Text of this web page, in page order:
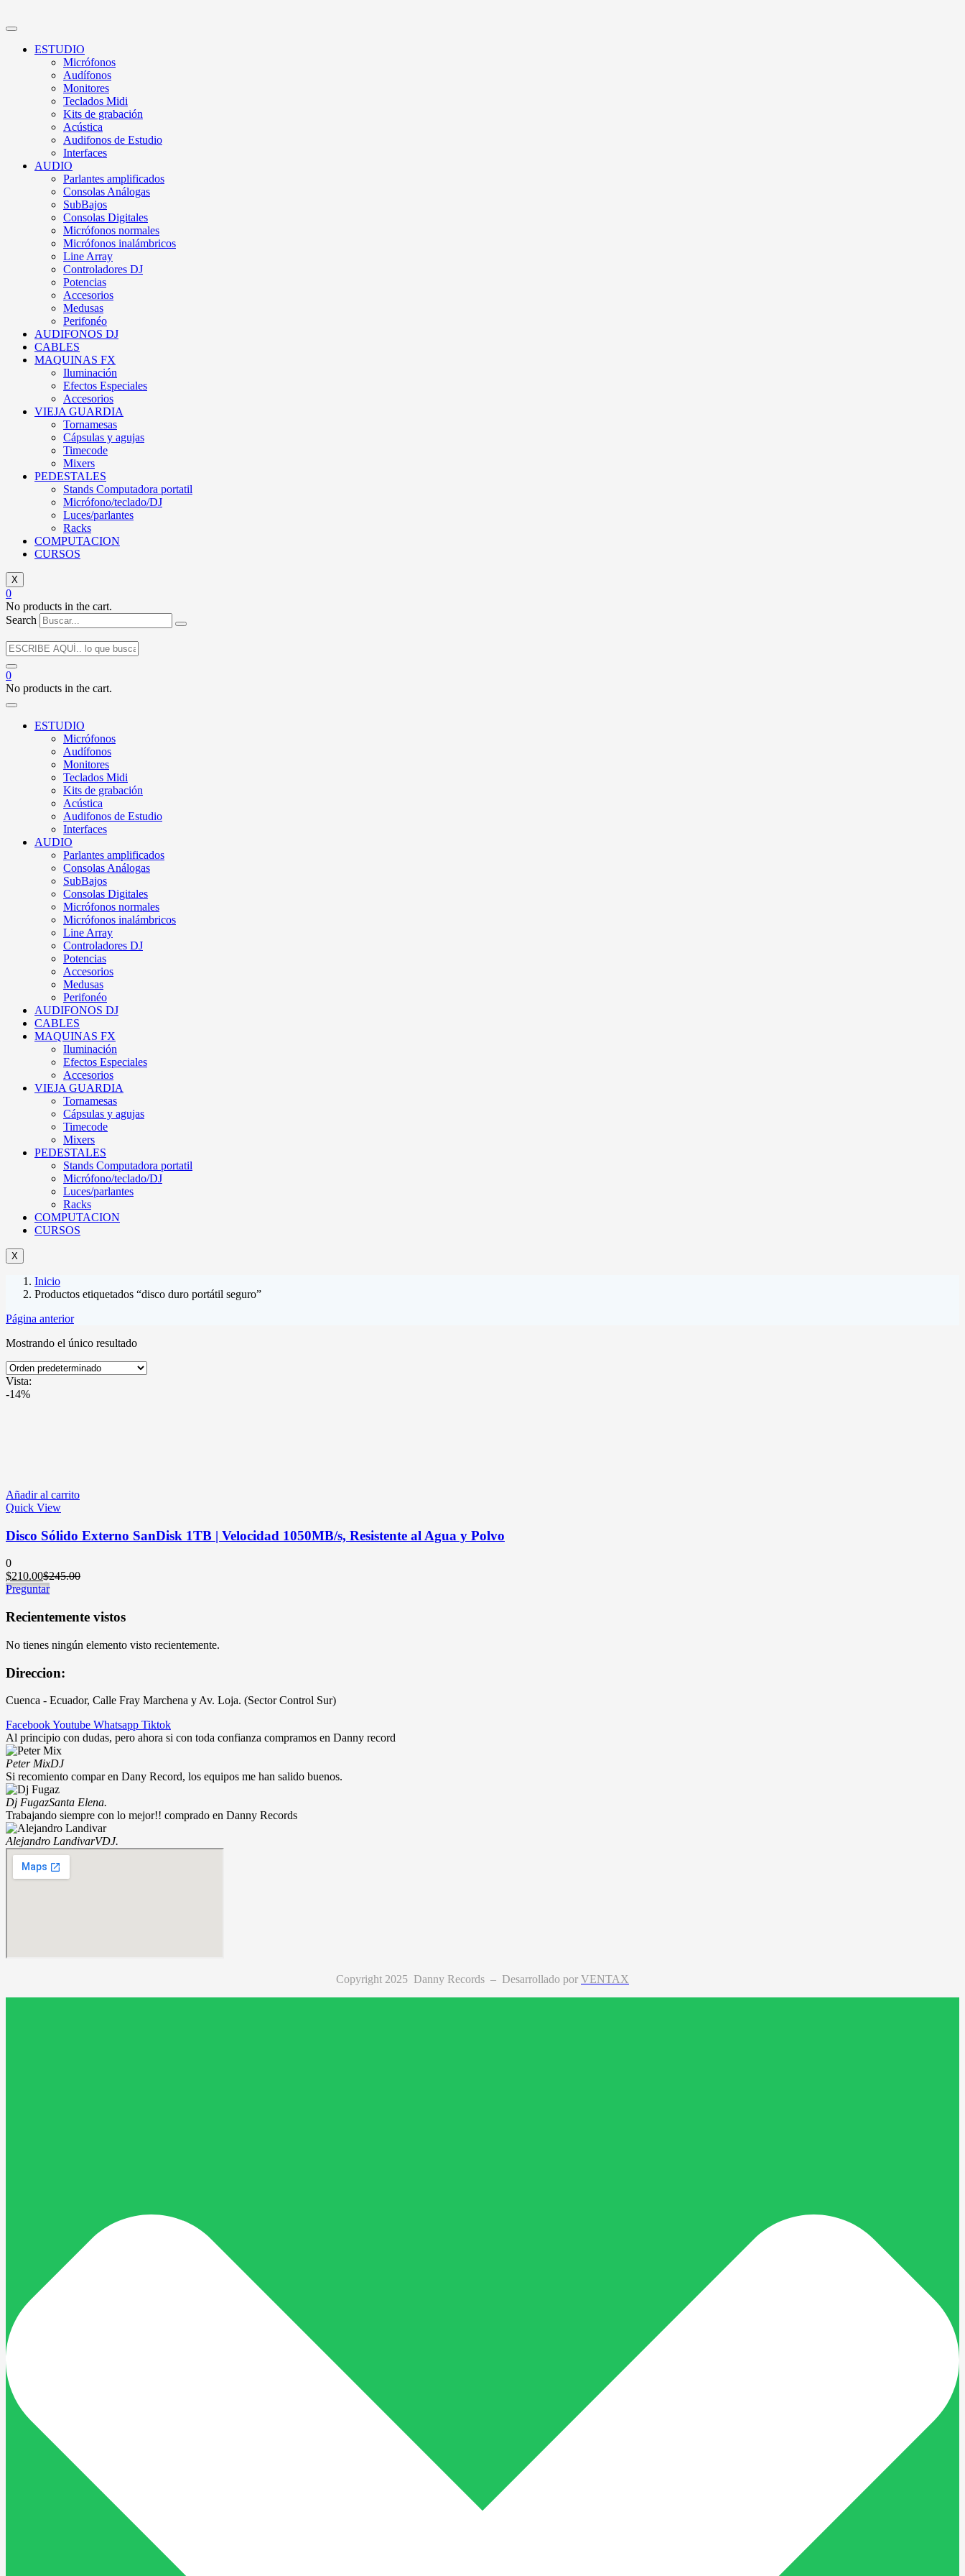
ESTUDIO
Micrófonos
Audífonos
Monitores
Teclados Midi
Kits de grabación
Acústica
Audifonos de Estudio
Interfaces
AUDIO
Parlantes amplificados
Consolas Análogas
SubBajos
Consolas Digitales
Micrófonos normales
Micrófonos inalámbricos
Line Array
Controladores DJ
Potencias
Accesorios
Medusas
Perifonéo
AUDIFONOS DJ
CABLES
MAQUINAS FX
Iluminación
Efectos Especiales
Accesorios
VIEJA GUARDIA
Tornamesas
Cápsulas y agujas
Timecode
Mixers
PEDESTALES
Stands Computadora portatil
Micrófono/teclado/DJ
Luces/parlantes
Racks
COMPUTACION
CURSOS
X
0
No products in the cart.
Search
0
No products in the cart.
ESTUDIO
Micrófonos
Audífonos
Monitores
Teclados Midi
Kits de grabación
Acústica
Audifonos de Estudio
Interfaces
AUDIO
Parlantes amplificados
Consolas Análogas
SubBajos
Consolas Digitales
Micrófonos normales
Micrófonos inalámbricos
Line Array
Controladores DJ
Potencias
Accesorios
Medusas
Perifonéo
AUDIFONOS DJ
CABLES
MAQUINAS FX
Iluminación
Efectos Especiales
Accesorios
VIEJA GUARDIA
Tornamesas
Cápsulas y agujas
Timecode
Mixers
PEDESTALES
Stands Computadora portatil
Micrófono/teclado/DJ
Luces/parlantes
Racks
COMPUTACION
CURSOS
X
Inicio
Productos etiquetados “disco duro portátil seguro”
Página anterior
Mostrando el único resultado
Vista:
-14%
Añadir al carrito
Quick View
Disco Sólido Externo SanDisk 1TB | Velocidad 1050MB/s, Resistente al Agua y Polvo
0
$210.00El
precio
es:
$245.00El
era:
Preguntar
Recientemente vistos
No tienes ningún elemento visto recientemente.
Direccion:
Cuenca - Ecuador, Calle Fray Marchena y Av. Loja. (Sector Control Sur)
FacebookYoutube Whatsapp Tiktok
Al principio con dudas, pero ahora si con toda confianza compramos en Danny record
Peter MixDJ
Si recomiento compar en Dany Record, los equipos me han salido buenos.
Dj FugazSanta Elena.
Trabajando siempre con lo mejor!! comprado en Danny Records
Alejandro LandivarVDJ.
Copyright 2025 Danny Records – Desarrollado por VENTAX